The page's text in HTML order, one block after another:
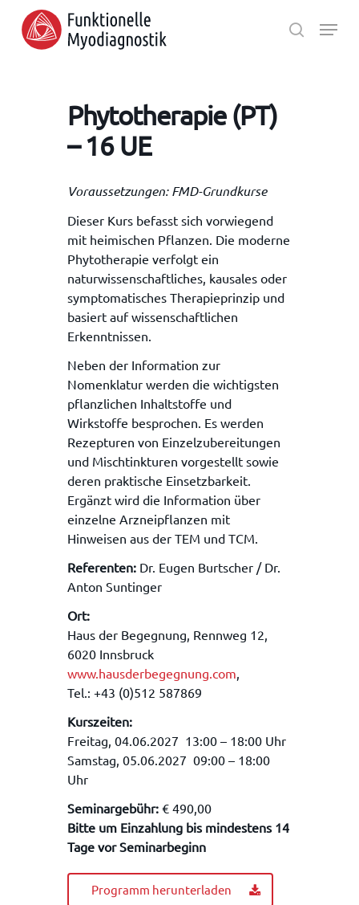
main
search
Menu
Phytotherapie (PT)
– 16 UE
Voraussetzungen: FMD-Grundkurse
Dieser Kurs befasst sich vorwiegend
mit heimischen Pflanzen. Die moderne
Phytotherapie verfolgt ein
naturwissenschaftliches, kausales oder
symptomatisches Therapieprinzip und
basiert auf wissenschaftlichen
Erkenntnissen.
Neben der Information zur
Nomenklatur werden die wichtigsten
pflanzlichen Inhaltstoffe und
Wirkstoffe besprochen. Es werden
Rezepturen von Einzelzubereitungen
und Mischtinkturen vorgestellt sowie
deren praktische Einsetzbarkeit.
Ergänzt wird die Information über
einzelne Arzneipflanzen mit
Hinweisen aus der TEM und TCM.
Referenten: Dr. Eugen Burtscher / Dr.
Anton Suntinger
Ort:
Haus der Begegnung, Rennweg 12,
6020 Innsbruck
www.hausderbegegnung.com,
Tel.: +43 (0)512 587869
Kurszeiten:
Freitag, 04.06.2027 13:00 – 18:00 Uhr
Samstag, 05.06.2027 09:00 – 18:00
Uhr
Seminargebühr: € 490,00
Bitte um Einzahlung bis mindestens 14
Tage vor Seminarbeginn
Programm herunterladen